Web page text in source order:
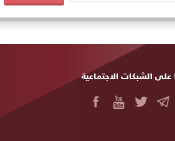
على الشبكات الاجتماعية